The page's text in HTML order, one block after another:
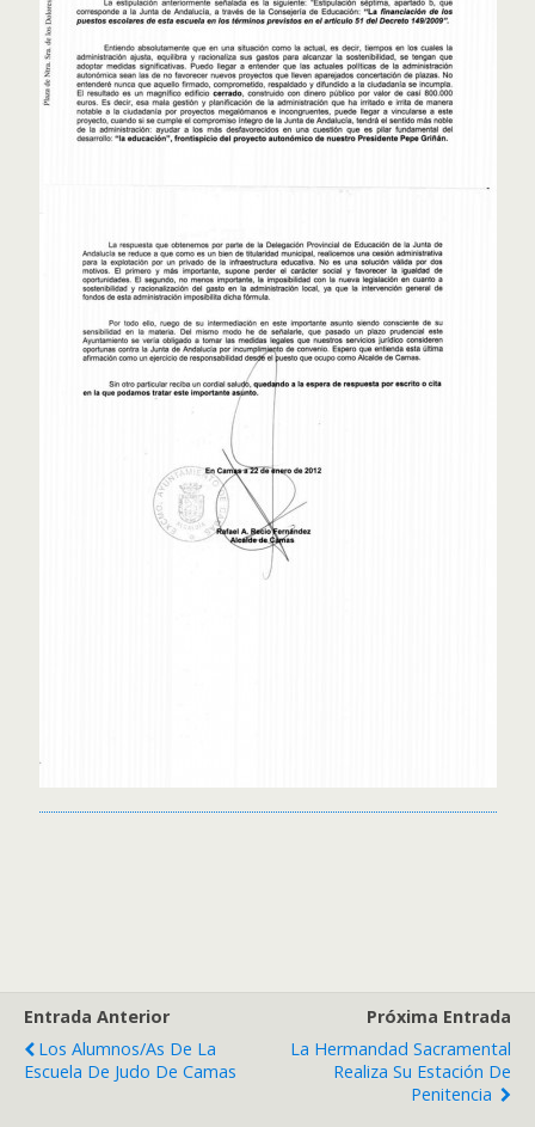
Entrada Anterior
Los Alumnos/as De La
Escuela De Judo De Camas
Próxima Entrada
La Hermandad Sacramental
Realiza Su Estación De
Penitencia